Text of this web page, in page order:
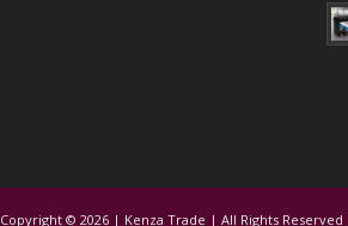
Copyright © 2026 | Kenza Trade | All Rights Reserved